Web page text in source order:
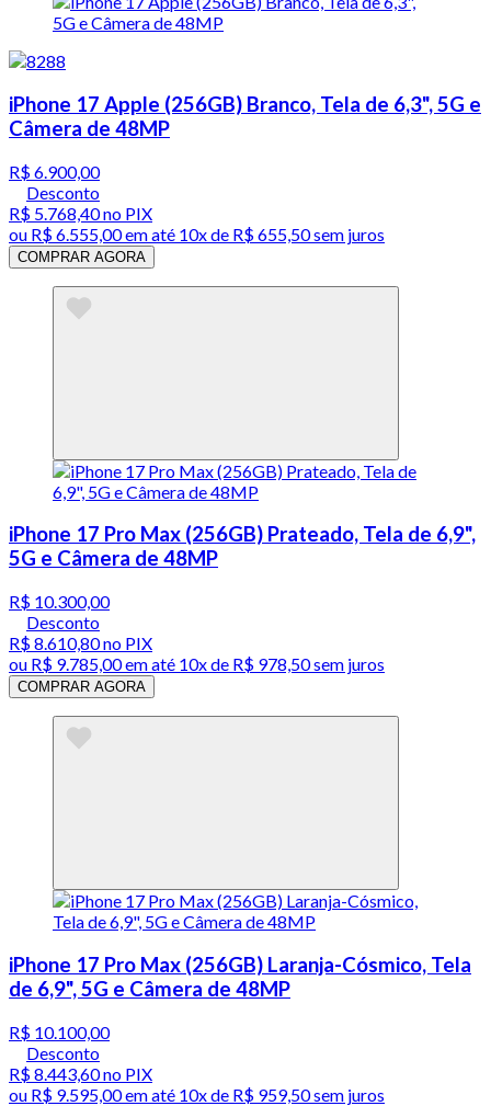
iPhone 17 Apple (256GB) Branco, Tela de 6,3", 5G e
Câmera de 48MP
R$ 6.900,00
Desconto
R$ 5.768,40no PIX
ou R$ 6.555,00em até 10x de R$ 655,50 sem juros
COMPRAR AGORA
iPhone 17 Pro Max (256GB) Prateado, Tela de 6,9",
5G e Câmera de 48MP
R$ 10.300,00
Desconto
R$ 8.610,80no PIX
ou R$ 9.785,00em até 10x de R$ 978,50 sem juros
COMPRAR AGORA
iPhone 17 Pro Max (256GB) Laranja-Cósmico, Tela
de 6,9", 5G e Câmera de 48MP
R$ 10.100,00
Desconto
R$ 8.443,60no PIX
ou R$ 9.595,00em até 10x de R$ 959,50 sem juros